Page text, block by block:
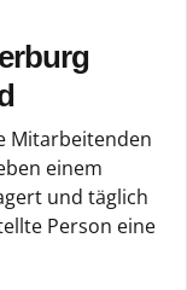
Mitarbeitenden
einem
und täglich
Person eine